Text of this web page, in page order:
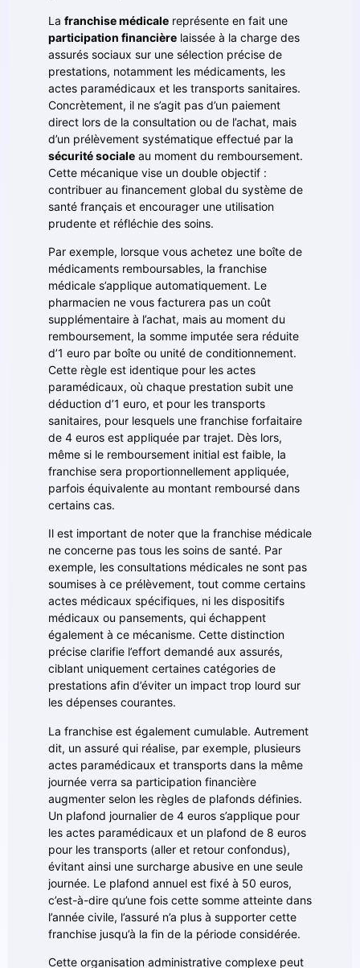
La franchise médicale représente en fait une
participation financière laissée à la charge des
assurés sociaux sur une sélection précise de
prestations, notamment les médicaments, les
actes paramédicaux et les transports sanitaires.
Concrètement, il ne s’agit pas d’un paiement
direct lors de la consultation ou de l’achat, mais
d’un prélèvement systématique effectué par la
sécurité sociale au moment du remboursement.
Cette mécanique vise un double objectif :
contribuer au financement global du système de
santé français et encourager une utilisation
prudente et réfléchie des soins.
Par exemple, lorsque vous achetez une boîte de
médicaments remboursables, la franchise
médicale s’applique automatiquement. Le
pharmacien ne vous facturera pas un coût
supplémentaire à l’achat, mais au moment du
remboursement, la somme imputée sera réduite
d’1 euro par boîte ou unité de conditionnement.
Cette règle est identique pour les actes
paramédicaux, où chaque prestation subit une
déduction d’1 euro, et pour les transports
sanitaires, pour lesquels une franchise forfaitaire
de 4 euros est appliquée par trajet. Dès lors,
même si le remboursement initial est faible, la
franchise sera proportionnellement appliquée,
parfois équivalente au montant remboursé dans
certains cas.
Il est important de noter que la franchise médicale
ne concerne pas tous les soins de santé. Par
exemple, les consultations médicales ne sont pas
soumises à ce prélèvement, tout comme certains
actes médicaux spécifiques, ni les dispositifs
médicaux ou pansements, qui échappent
également à ce mécanisme. Cette distinction
précise clarifie l’effort demandé aux assurés,
ciblant uniquement certaines catégories de
prestations afin d’éviter un impact trop lourd sur
les dépenses courantes.
La franchise est également cumulable. Autrement
dit, un assuré qui réalise, par exemple, plusieurs
actes paramédicaux et transports dans la même
journée verra sa participation financière
augmenter selon les règles de plafonds définies.
Un plafond journalier de 4 euros s’applique pour
les actes paramédicaux et un plafond de 8 euros
pour les transports (aller et retour confondus),
évitant ainsi une surcharge abusive en une seule
journée. Le plafond annuel est fixé à 50 euros,
c’est-à-dire qu’une fois cette somme atteinte dans
l’année civile, l’assuré n’a plus à supporter cette
franchise jusqu’à la fin de la période considérée.
Cette organisation administrative complexe peut